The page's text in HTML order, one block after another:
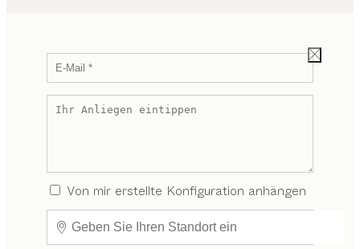
Von mir erstellte Konfiguration anhängen